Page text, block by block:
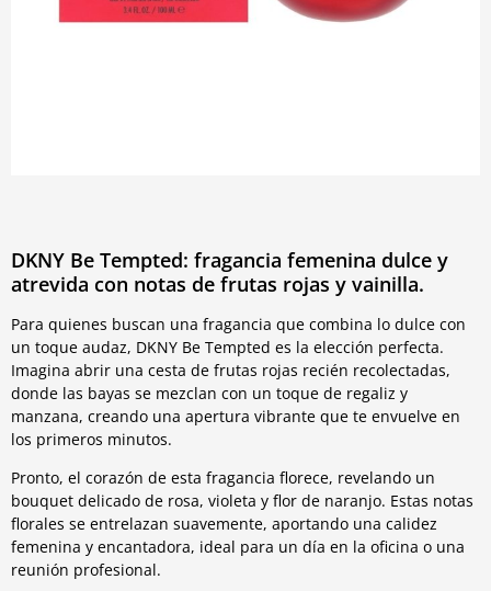
DKNY Be Tempted: fragancia femenina dulce y
atrevida con notas de frutas rojas y vainilla.
Para quienes buscan una fragancia que combina lo dulce con
un toque audaz, DKNY Be Tempted es la elección perfecta.
Imagina abrir una cesta de frutas rojas recién recolectadas,
donde las bayas se mezclan con un toque de regaliz y
manzana, creando una apertura vibrante que te envuelve en
los primeros minutos.
Pronto, el corazón de esta fragancia florece, revelando un
bouquet delicado de rosa, violeta y flor de naranjo. Estas notas
florales se entrelazan suavemente, aportando una calidez
femenina y encantadora, ideal para un día en la oficina o una
reunión profesional.